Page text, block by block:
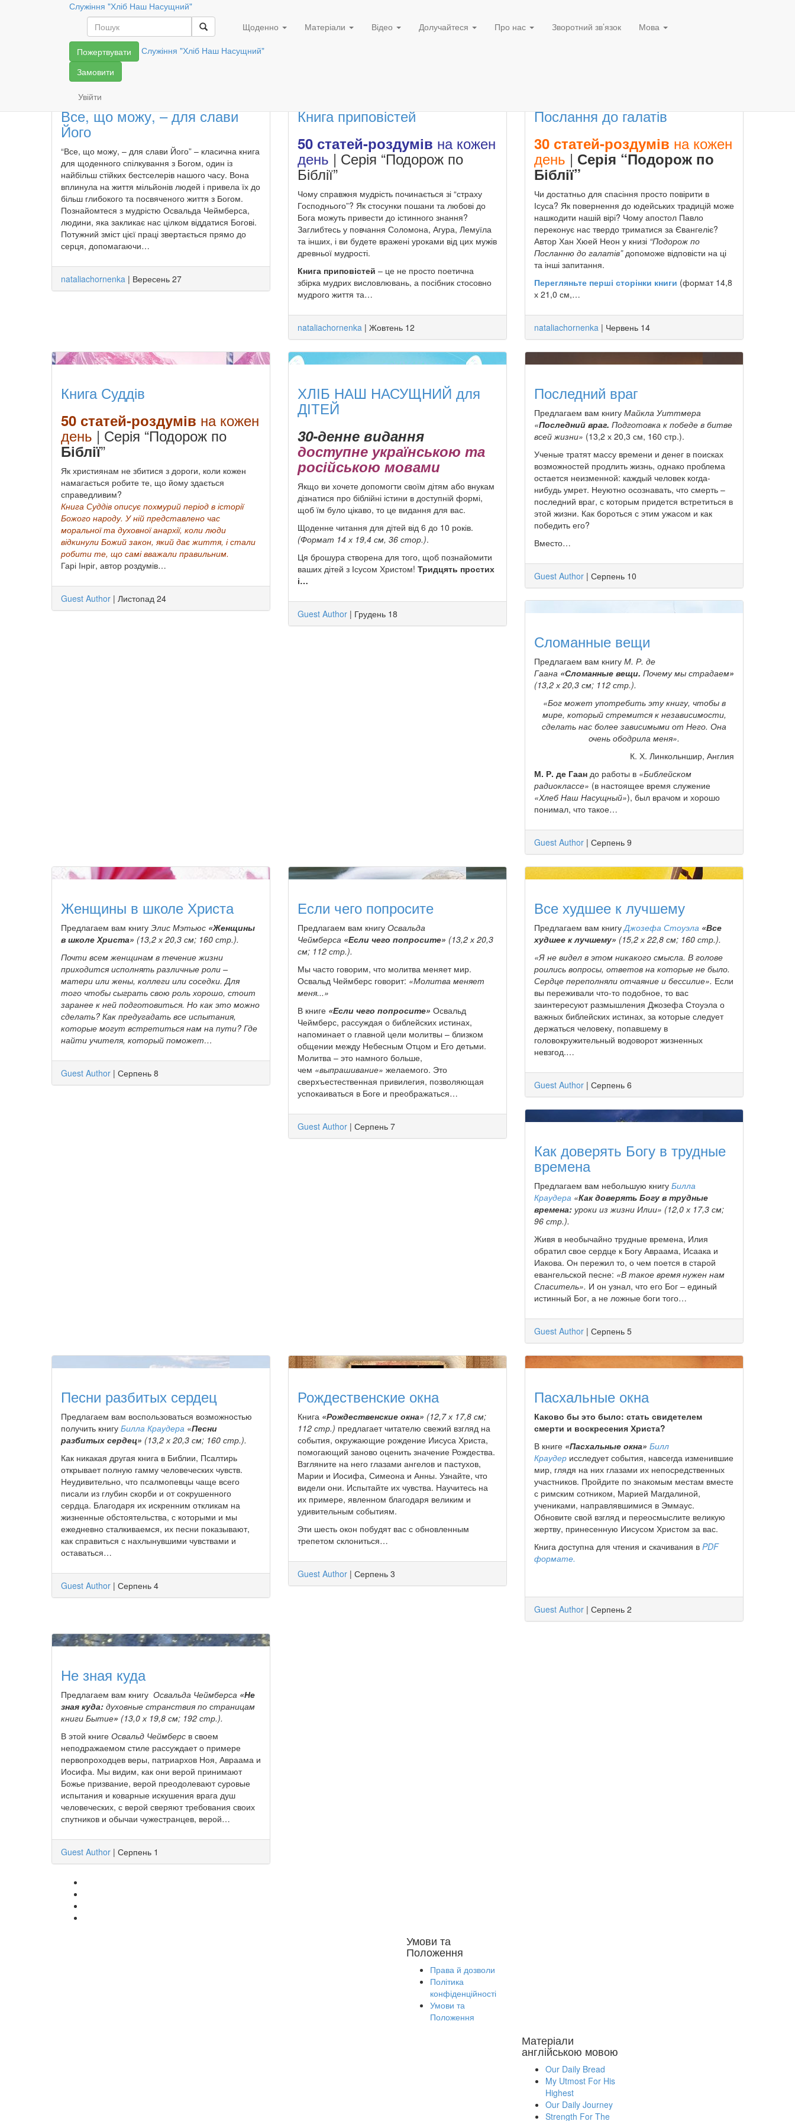
Служіння "Хліб Наш Насущний"
Щоденно
Матеріали Відео Долучайтеся Про нас Зворотний зв’язок Мова
Пожертвувати
Служіння "Хліб Наш Насущний"
Замовити
Увійти
Книги
Усі книги
Все, що можу, – для слави
Його
“Все, що можу, – для слави Його” – класична книга
для щоденного спілкування з Богом, один із
найбільш стійких бестселерів нашого часу. Вона
вплинула на життя мільйонів людей і привела їх до
більш глибокого та посвяченого життя з Богом.
Познайомтеся з мудрістю Освальда Чеймберса,
людини, яка закликає нас цілком віддатися Богові.
Потужний зміст цієї праці звертається прямо до
серця, допомагаючи…
nataliachornenka | Вересень 27
Книга приповістей
50 статей-роздумів на кожен
день | Серія “Подорож по
Біблії”
Чому справжня мудрість починається зі “страху
Господнього”? Як стосунки пошани та любові до
Бога можуть привести до істинного знання?
Заглибтесь у повчання Соломона, Агура, Лемуїла
та інших, і ви будете вражені уроками від цих мужів
древньої мудрості.
Книга приповістей – це не просто поетична
збірка мудрих висловлювань, а посібник стосовно
мудрого життя та…
nataliachornenka | Жовтень 12
Послання до галатів
30 статей-роздумів на кожен
день | Серія “Подорож по
Біблії”
Чи достатньо для спасіння просто повірити в
Ісуса? Як повернення до юдейських традицій може
нашкодити нашій вірі? Чому апостол Павло
переконує нас твердо триматися за Євангеліє?
Автор Хан Хюей Неон у книзі “Подорож по
Посланню до галатів”допоможе відповісти на ці
та інші запитання.
Перегляньте перші сторінки книги (формат 14,8
х 21,0 см,…
nataliachornenka | Червень 14
Книга Суддів
50 статей-роздумів на кожен
день | Серія “Подорож по
Біблії”
Як християнам не збитися з дороги, коли кожен
намагається робите те, що йому здається
справедливим?
Книга Суддів описує похмурий період в історії
Божого народу. У ній представлено час
моральної та духовної анархії, коли люди
відкинули Божий закон, який дає життя, і стали
робити те, що самі вважали правильним.
Гарі Інріг, автор роздумів…
Guest Author | Листопад 24
ХЛІБ НАШ НАСУЩНИЙ для
ДІТЕЙ
30-денне видання
доступне українською та
російською мовами
Якщо ви хочете допомогти своїм дітям або внукам
дізнатися про біблійні істини в доступній формі,
щоб їм було цікаво, то це видання для вас.
Щоденне читання для дітей від 6 до 10 років.
(Формат 14 х 19,4 см, 36 стор.).
Ця брошура створена для того, щоб познайомити
ваших дітей з Ісусом Христом! Тридцять простих
і…
Guest Author | Грудень 18
Последний враг
Предлагаем вам книгу Майкла Уиттмера
«Последний враг. Подготовка к победе в битве
всей жизни» (13,2 х 20,3 см, 160 стр.).
Ученые тратят массу времени и денег в поисках
возможностей продлить жизнь, однако проблема
остается неизменной: каждый человек когда-
нибудь умрет. Неуютно осознавать, что смерть –
последний враг, с которым придется встретиться в
этой жизни. Как бороться с этим ужасом и как
победить его?
Вместо…
Guest Author | Серпень 10
Сломанные вещи
Предлагаем вам книгу М. Р. де
Гаана «Сломанные вещи. Почему мы страдаем»
(13,2 х 20,3 см; 112 стр.).
«Бог может употребить эту книгу, чтобы в
мире, который стремится к независимости,
сделать нас более зависимыми от Него. Она
очень ободрила меня».
К. Х. Линкольншир, Англия
М. Р. де Гаан до работы в «Библейском
радиоклассе» (в настоящее время служение
«Хлеб Наш Насущный»), был врачом и хорошо
понимал, что такое…
Guest Author | Серпень 9
Женщины в школе Христа
Предлагаем вам книгу Элис Мэтьюс «Женщины
в школе Христа» (13,2 х 20,3 см; 160 стр.).
Почти всем женщинам в течение жизни
приходится исполнять различные роли –
матери или жены, коллеги или соседки. Для
того чтобы сыграть свою роль хорошо, стоит
заранее к ней подготовиться. Но как это можно
сделать? Как предугадать все испытания,
которые могут встретиться нам на пути? Где
найти учителя, который поможет…
Guest Author | Серпень 8
Если чего попросите
Предлагаем вам книгу Освальда
Чеймберса «Если чего попросите» (13,2 х 20,3
см; 112 стр.).
Мы часто говорим, что молитва меняет мир.
Освальд Чеймберс говорит: «Молитва меняет
меня...»
В книге «Если чего попросите» Освальд
Чеймберс, рассуждая о библейских истинах,
напоминает о главной цели молитвы – близком
общении между Небесным Отцом и Его детьми.
Молитва – это намного больше,
чем «выпрашивание» желаемого. Это
сверхъестественная привилегия, позволяющая
успокаиваться в Боге и преображаться…
Guest Author | Серпень 7
Все худшее к лучшему
Предлагаем вам книгуДжозефа Стоуэла «Все
худшее к лучшему» (15,2 х 22,8 см; 160 стр.).
«Я не видел в этом никакого смысла. В голове
роились вопросы, ответов на которые не было.
Сердце переполняли отчаяние и бессилие». Если
вы переживали что-то подобное, то вас
заинтересуют размышления Джозефа Стоуэла о
важных библейских истинах, за которые следует
держаться человеку, попавшему в
головокружительный водоворот жизненных
невзгод.…
Guest Author | Серпень 6
Как доверять Богу в трудные
времена
Предлагаем вам небольшую книгу Билла
Краудера «Как доверять Богу в трудные
времена: уроки из жизни Илии» (12,0 х 17,3 см;
96 стр.).
Живя в необычайно трудные времена, Илия
обратил свое сердце к Богу Авраама, Исаака и
Иакова. Он пережил то, о чем поется в старой
евангельской песне: «В такое время нужен нам
Спаситель». И он узнал, что его Бог – единый
истинный Бог, а не ложные боги того…
Guest Author | Серпень 5
Песни разбитых сердец
Предлагаем вам воспользоваться возможностью
получить книгу Билла Краудера «Песни
разбитых сердец» (13,2 х 20,3 см; 160 стр.).
Как никакая другая книга в Библии, Псалтирь
открывает полную гамму человеческих чувств.
Неудивительно, что псалмопевцы чаще всего
писали из глубин скорби и от сокрушенного
сердца. Благодаря их искренним откликам на
жизненные обстоятельства, с которыми и мы
ежедневно сталкиваемся, их песни показывают,
как справиться с нахлынувшими чувствами и
оставаться…
Guest Author | Серпень 4
Рождественские окна
Книга «Рождественские окна» (12,7 х 17,8 см;
112 стр.) предлагает читателю свежий взгляд на
события, окружающие рождение Иисуса Христа,
помогающий заново оценить значение Рождества.
Взгляните на него глазами ангелов и пастухов,
Марии и Иосифа, Симеона и Анны. Узнайте, что
видели они. Испытайте их чувства. Научитесь на
их примере, явленном благодаря великим и
удивительным событиям.
Эти шесть окон побудят вас с обновленным
трепетом склониться…
Guest Author | Серпень 3
Пасхальные окна
Каково бы это было: стать свидетелем
смерти и воскресения Христа?
В книге «Пасхальные окна» Билл
Краудер исследует события, навсегда изменившие
мир, глядя на них глазами их непосредственных
участников. Пройдите по знакомым местам вместе
с римским сотником, Марией Магдалиной,
учениками, направлявшимися в Эммаус.
Обновите свой взгляд и переосмыслите великую
жертву, принесенную Иисусом Христом за вас.
Книга доступна для чтения и скачивания в PDF
формате.
Guest Author | Серпень 2
Не зная куда
Предлагаем вам книгу Освальда Чеймберса «Не
зная куда: духовные странствия по страницам
книги Бытие» (13,0 х 19,8 см; 192 стр.).
В этой книге Освальд Чеймберс в своем
неподражаемом стиле рассуждает о примере
первопроходцев веры, патриархов Ноя, Авраама и
Иосифа. Мы видим, как они верой принимают
Божье призвание, верой преодолевают суровые
испытания и коварные искушения врага душ
человеческих, с верой сверяют требования своих
спутников и обычаи чужестранцев, верой…
Guest Author | Серпень 1
Умови та
Положення
Права й дозволи
Політика
конфіденційності
Умови та
Положення
Матеріали
англійською мовою
Our Daily Bread
My Utmost For His
Highest
Our Daily Journey
Strength For The